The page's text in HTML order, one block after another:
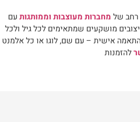
רחב של מחברות מעוצבות וממותגות עם
מושקעים שמתאימים לכל גיל ולכל
אישית – עם שם, לוגו או כל אלמנט
להזמנות